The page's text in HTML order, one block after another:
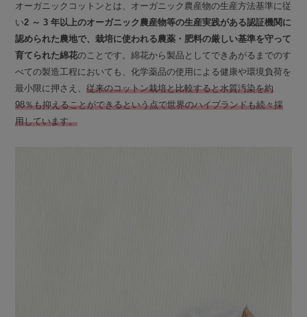
オーガニックコットンとは、オーガニック農産物の生産方法基準に従
い2 ～ 3 年以上のオーガニック農産物等の生産実践がある認証機関に
認められた農地で、栽培に使われる農薬・肥料の厳しい基準を守って
育てられた綿花のことです。綿花から製品としてできあがるまでのす
べての製造工程においても、化学薬品の使用による健康や環境負荷を
最小限に押さえ、従来のコットン栽培と比較すると水質汚染を約
98％も抑えることができるという点で世界のハイブランドも続々採
用しています。